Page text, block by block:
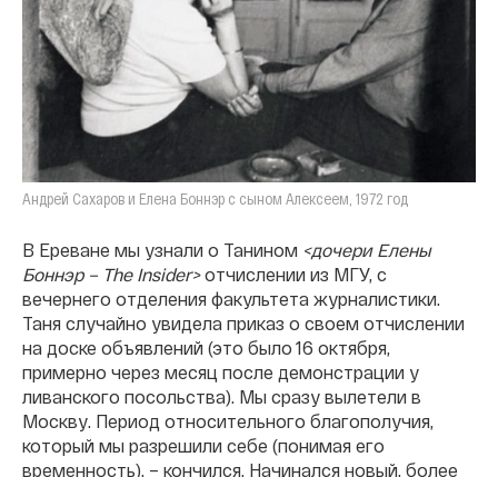
Андрей Сахаров и Елена Боннэр с сыном Алексеем, 1972 год
В Ереване мы узнали о Танином <дочери Елены
Боннэр – The Insider>отчислении из МГУ, с
вечернего отделения факультета журналистики.
Таня случайно увидела приказ о своем отчислении
на доске объявлений (это было 16 октября,
примерно через месяц после демонстрации у
ливанского посольства). Мы сразу вылетели в
Москву. Период относительного благополучия,
который мы разрешили себе (понимая его
временность), – кончился. Начинался новый, более